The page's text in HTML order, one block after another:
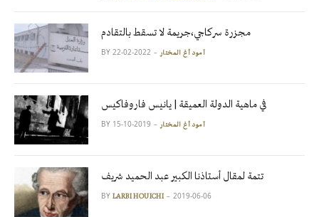
مجزرة سركاجي،جريمة لا تسقط بالتقادم
BY آمود أغ المختار 2022-02-22
في ماهية الدولة العميقة | يانيس فاروفاكيس
BY آمود أغ المختار 2019-10-15
تتمة لمقال أستاذنا الكبير عبد الحميد شريف
BY LARBI HOUICHI 2019-06-06